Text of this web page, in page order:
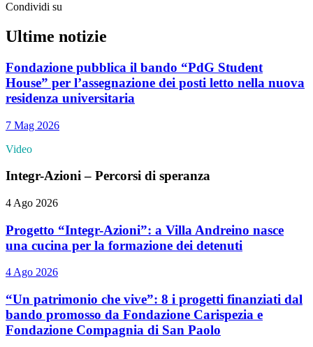
Condividi su
Ultime notizie
Fondazione pubblica il bando “PdG Student
House” per l’assegnazione dei posti letto nella nuova
residenza universitaria
7 Mag 2026
Video
Integr-Azioni – Percorsi di speranza
4 Ago 2026
Progetto “Integr-Azioni”: a Villa Andreino nasce
una cucina per la formazione dei detenuti
4 Ago 2026
“Un patrimonio che vive”: 8 i progetti finanziati dal
bando promosso da Fondazione Carispezia e
Fondazione Compagnia di San Paolo